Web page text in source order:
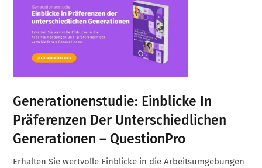
Generationenstudie: Einblicke In
Präferenzen Der Unterschiedlichen
Generationen – QuestionPro
Erhalten Sie wertvolle Einblicke in die Arbeitsumgebungen